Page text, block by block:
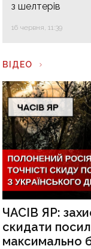
з шелтерів
16 червня, 11:39
ВІДЕО
ЧАСІВ ЯР:
скидати
максимально